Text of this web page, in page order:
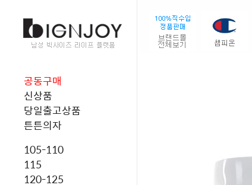
공동구매
신상품
당일출고상품
튼튼의자
105-110
115
120-125